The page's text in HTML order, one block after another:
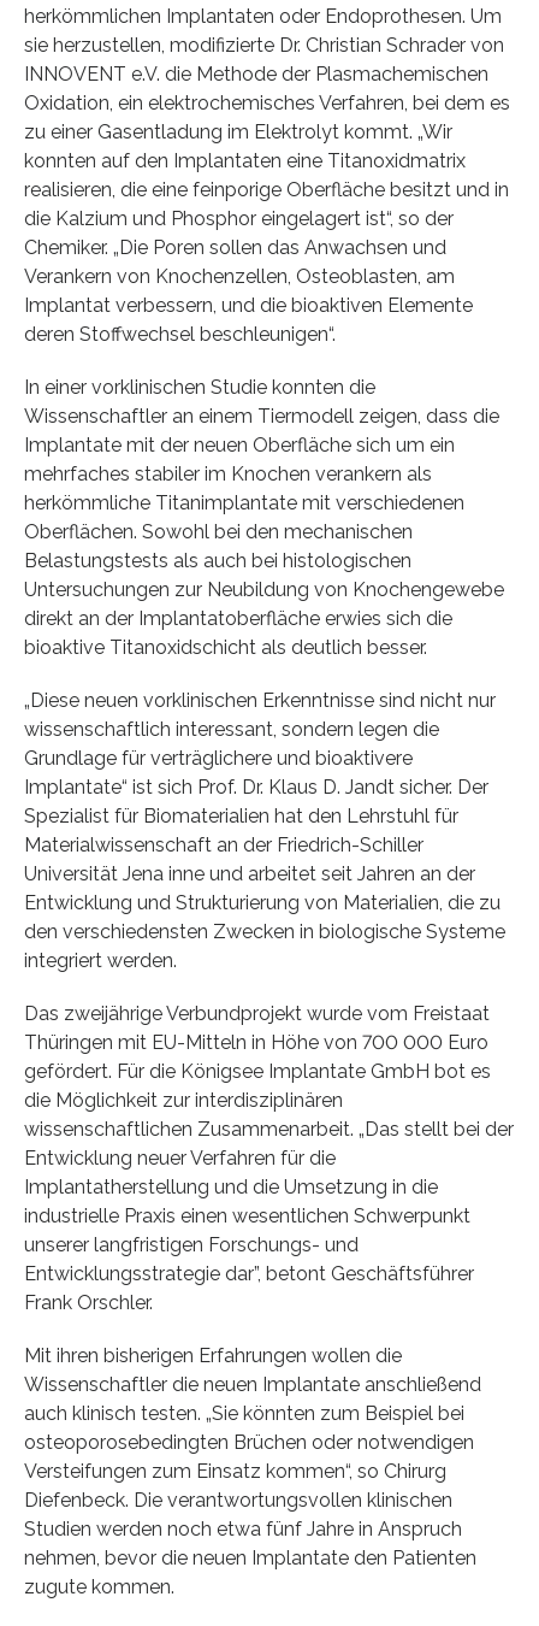
herkömmlichen Implantaten oder Endoprothesen. Um
sie herzustellen, modifizierte Dr. Christian Schrader von
INNOVENT e.V. die Methode der Plasmachemischen
Oxidation, ein elektrochemisches Verfahren, bei dem es
zu einer Gasentladung im Elektrolyt kommt. „Wir
konnten auf den Implantaten eine Titanoxidmatrix
realisieren, die eine feinporige Oberfläche besitzt und in
die Kalzium und Phosphor eingelagert ist“, so der
Chemiker. „Die Poren sollen das Anwachsen und
Verankern von Knochenzellen, Osteoblasten, am
Implantat verbessern, und die bioaktiven Elemente
deren Stoffwechsel beschleunigen“.
In einer vorklinischen Studie konnten die
Wissenschaftler an einem Tiermodell zeigen, dass die
Implantate mit der neuen Oberfläche sich um ein
mehrfaches stabiler im Knochen verankern als
herkömmliche Titanimplantate mit verschiedenen
Oberflächen. Sowohl bei den mechanischen
Belastungstests als auch bei histologischen
Untersuchungen zur Neubildung von Knochengewebe
direkt an der Implantatoberfläche erwies sich die
bioaktive Titanoxidschicht als deutlich besser.
„Diese neuen vorklinischen Erkenntnisse sind nicht nur
wissenschaftlich interessant, sondern legen die
Grundlage für verträglichere und bioaktivere
Implantate“ ist sich Prof. Dr. Klaus D. Jandt sicher. Der
Spezialist für Biomaterialien hat den Lehrstuhl für
Materialwissenschaft an der Friedrich-Schiller
Universität Jena inne und arbeitet seit Jahren an der
Entwicklung und Strukturierung von Materialien, die zu
den verschiedensten Zwecken in biologische Systeme
integriert werden.
Das zweijährige Verbundprojekt wurde vom Freistaat
Thüringen mit EU-Mitteln in Höhe von 700 000 Euro
gefördert. Für die Königsee Implantate GmbH bot es
die Möglichkeit zur interdisziplinären
wissenschaftlichen Zusammenarbeit. „Das stellt bei der
Entwicklung neuer Verfahren für die
Implantatherstellung und die Umsetzung in die
industrielle Praxis einen wesentlichen Schwerpunkt
unserer langfristigen Forschungs- und
Entwicklungsstrategie dar”, betont Geschäftsführer
Frank Orschler.
Mit ihren bisherigen Erfahrungen wollen die
Wissenschaftler die neuen Implantate anschließend
auch klinisch testen. „Sie könnten zum Beispiel bei
osteoporosebedingten Brüchen oder notwendigen
Versteifungen zum Einsatz kommen“, so Chirurg
Diefenbeck. Die verantwortungsvollen klinischen
Studien werden noch etwa fünf Jahre in Anspruch
nehmen, bevor die neuen Implantate den Patienten
zugute kommen.